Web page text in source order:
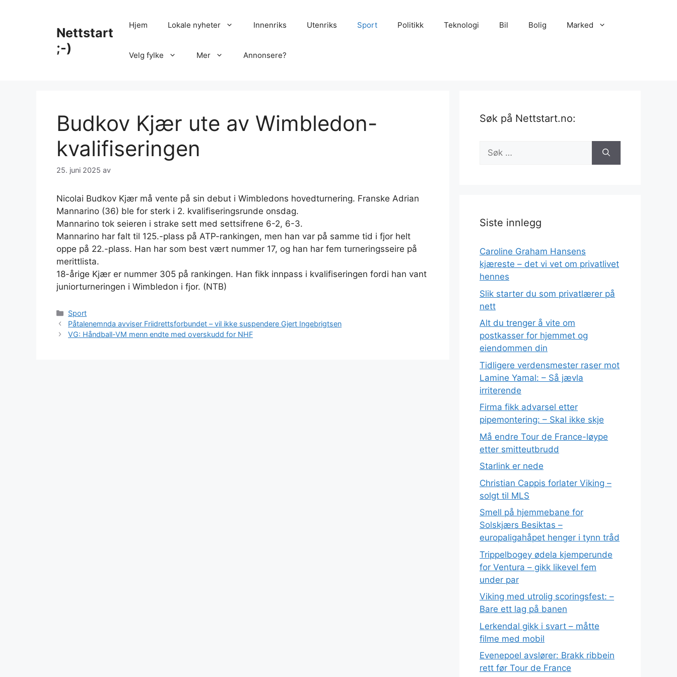
Nettstart
;-)
Hjem Lokale nyheter Innenriks Utenriks Sport Politikk Teknologi Bil Bolig Marked
Velg fylke Mer Annonsere?
Budkov Kjær ute av Wimbledon-
kvalifiseringen
25. juni 2025 av
Nicolai Budkov Kjær må vente på sin debut i Wimbledons hovedturnering. Franske Adrian
Mannarino (36) ble for sterk i 2. kvalifiseringsrunde onsdag.
Mannarino tok seieren i strake sett med settsifrene 6-2, 6-3.
Mannarino har falt til 125.-plass på ATP-rankingen, men han var på samme tid i fjor helt
oppe på 22.-plass. Han har som best vært nummer 17, og han har fem turneringsseire på
merittlista.
18-årige Kjær er nummer 305 på rankingen. Han fikk innpass i kvalifiseringen fordi han vant
juniorturneringen i Wimbledon i fjor. (NTB)
Kategorier
Sport
Påtalenemnda avviser Friidrettsforbundet – vil ikke suspendere Gjert Ingebrigtsen
VG: Håndball-VM menn endte med overskudd for NHF
Søk på Nettstart.no:
Søk
etter:
Siste innlegg
Caroline Graham Hansens
kjæreste – det vi vet om privatlivet
hennes
Slik starter du som privatlærer på
nett
Alt du trenger å vite om
postkasser for hjemmet og
eiendommen din
Tidligere verdensmester raser mot
Lamine Yamal: – Så jævla
irriterende
Firma fikk advarsel etter
pipemontering: – Skal ikke skje
Må endre Tour de France-løype
etter smitteutbrudd
Starlink er nede
Christian Cappis forlater Viking –
solgt til MLS
Smell på hjemmebane for
Solskjærs Besiktas –
europaligahåpet henger i tynn tråd
Trippelbogey ødela kjemperunde
for Ventura – gikk likevel fem
under par
Viking med utrolig scoringsfest: –
Bare ett lag på banen
Lerkendal gikk i svart – måtte
filme med mobil
Evenepoel avslører: Brakk ribbein
rett før Tour de France